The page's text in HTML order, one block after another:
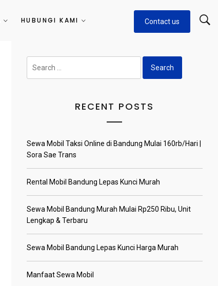
Contact us
HUBUNGI KAMI
for:
RECENT POSTS
Sewa Mobil Taksi Online di Bandung Mulai 160rb/Hari |
Sora Sae Trans
Rental Mobil Bandung Lepas Kunci Murah
Sewa Mobil Bandung Murah Mulai Rp250 Ribu, Unit
Lengkap & Terbaru
Sewa Mobil Bandung Lepas Kunci Harga Murah
Manfaat Sewa Mobil